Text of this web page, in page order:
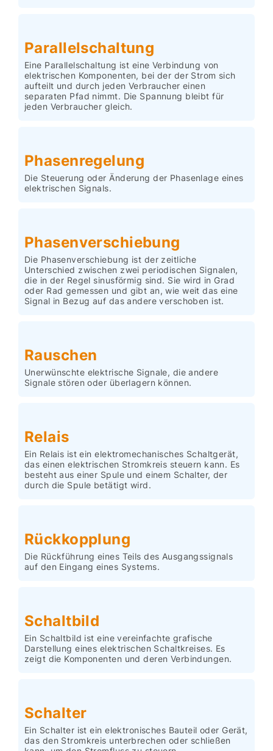
Parallelschaltung
Eine Parallelschaltung ist eine Verbindung von
elektrischen Komponenten, bei der der Strom sich
aufteilt und durch jeden Verbraucher einen
separaten Pfad nimmt. Die Spannung bleibt für
jeden Verbraucher gleich.
Phasenregelung
Die Steuerung oder Änderung der Phasenlage eines
elektrischen Signals.
Phasenverschiebung
Die Phasenverschiebung ist der zeitliche
Unterschied zwischen zwei periodischen Signalen,
die in der Regel sinusförmig sind. Sie wird in Grad
oder Rad gemessen und gibt an, wie weit das eine
Signal in Bezug auf das andere verschoben ist.
Rauschen
Unerwünschte elektrische Signale, die andere
Signale stören oder überlagern können.
Relais
Ein Relais ist ein elektromechanisches Schaltgerät,
das einen elektrischen Stromkreis steuern kann. Es
besteht aus einer Spule und einem Schalter, der
durch die Spule betätigt wird.
Rückkopplung
Die Rückführung eines Teils des Ausgangssignals
auf den Eingang eines Systems.
Schaltbild
Ein Schaltbild ist eine vereinfachte grafische
Darstellung eines elektrischen Schaltkreises. Es
zeigt die Komponenten und deren Verbindungen.
Schalter
Ein Schalter ist ein elektronisches Bauteil oder Gerät,
das den Stromkreis unterbrechen oder schließen